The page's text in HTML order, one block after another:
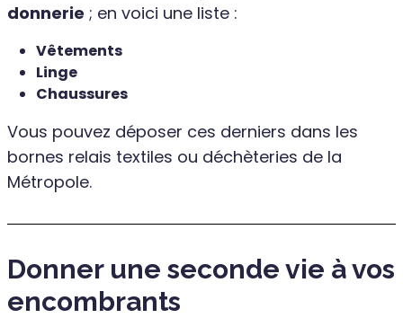
donnerie ; en voici une liste :
Vêtements
Linge
Chaussures
Vous pouvez déposer ces derniers dans les
bornes relais textiles ou déchèteries de la
Métropole.
Donner une seconde vie à vos
encombrants